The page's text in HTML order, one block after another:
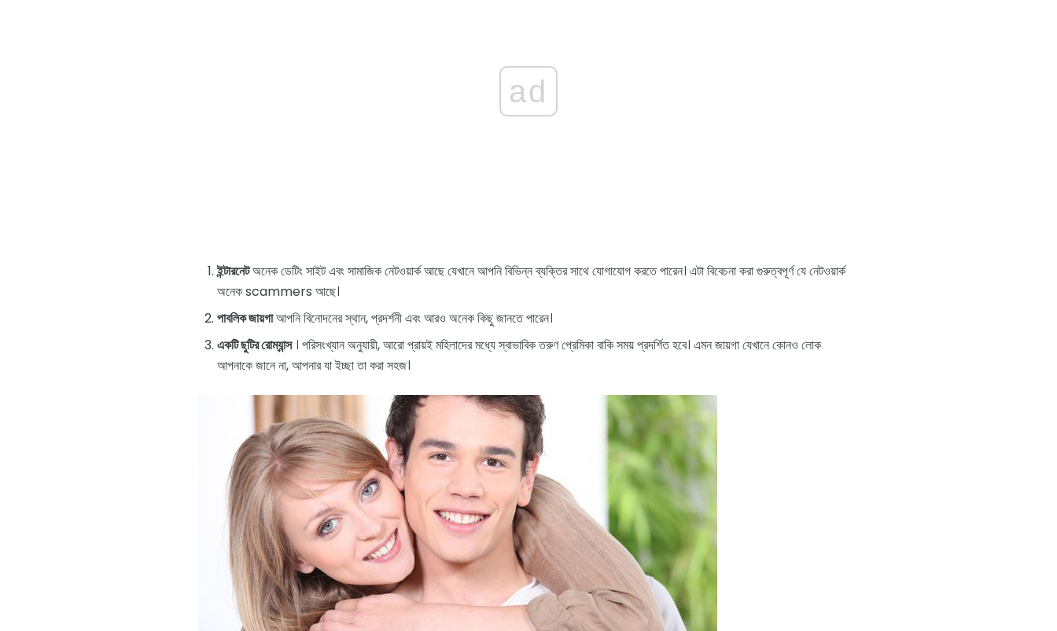
ad
ইন্টারনেটঅনেক ডেটিং সাইট এবং সামাজিক নেটওয়ার্ক আছে যেখানে আপনি বিভিন্ন ব্যক্তির সাথে যোগাযোগ করতে পারেন। এটা বিবেচনা করা গুরুত্বপূর্ণ যে নেটওয়ার্ক
অনেক scammers আছে।
পাবলিক জায়গাআপনি বিনোদনের স্থান, প্রদর্শনী এবং আরও অনেক কিছু জানতে পারেন।
একটি ছুটির রোম্যান্স। পরিসংখ্যান অনুযায়ী, আরো প্রায়ই মহিলাদের মধ্যে স্বাভাবিক তরুণ প্রেমিকা বাকি সময় প্রদর্শিত হবে। এমন জায়গা যেখানে কোনও লোক
আপনাকে জানে না, আপনার যা ইচ্ছা তা করা সহজ।